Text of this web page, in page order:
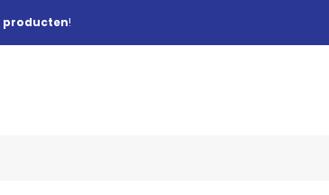
producten!